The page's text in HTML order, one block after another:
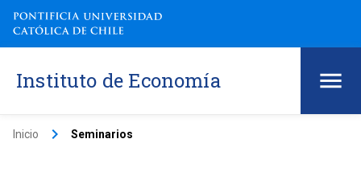
Instituto de Economía
Inicio keyboard_arrow_right Seminarios